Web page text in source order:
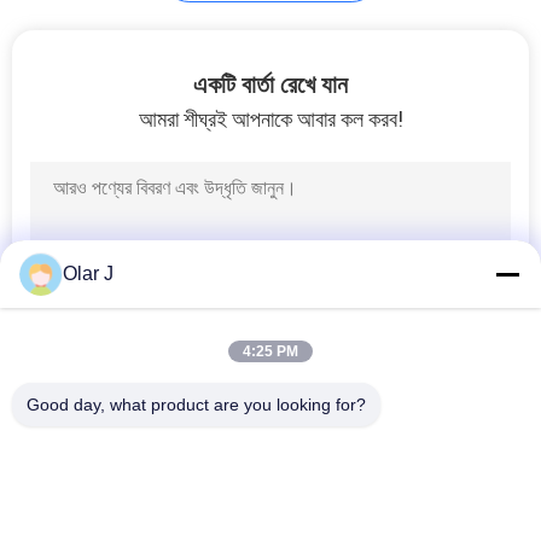
সংক্ষেপক
তেল ফ্রি পিস্টন এয়ার
একটি বার্তা রেখে যান
আমরা শীঘ্রই আপনাকে আবার কল করব!
Olar J
4:25 PM
Good day, what product are you looking for?